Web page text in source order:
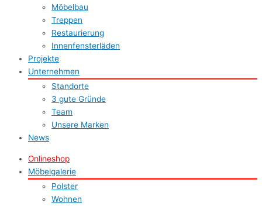
Möbelbau
Treppen
Restaurierung
Innenfensterläden
Projekte
Unternehmen
Standorte
3 gute Gründe
Team
Unsere Marken
News
Onlineshop
Möbelgalerie
Polster
Wohnen